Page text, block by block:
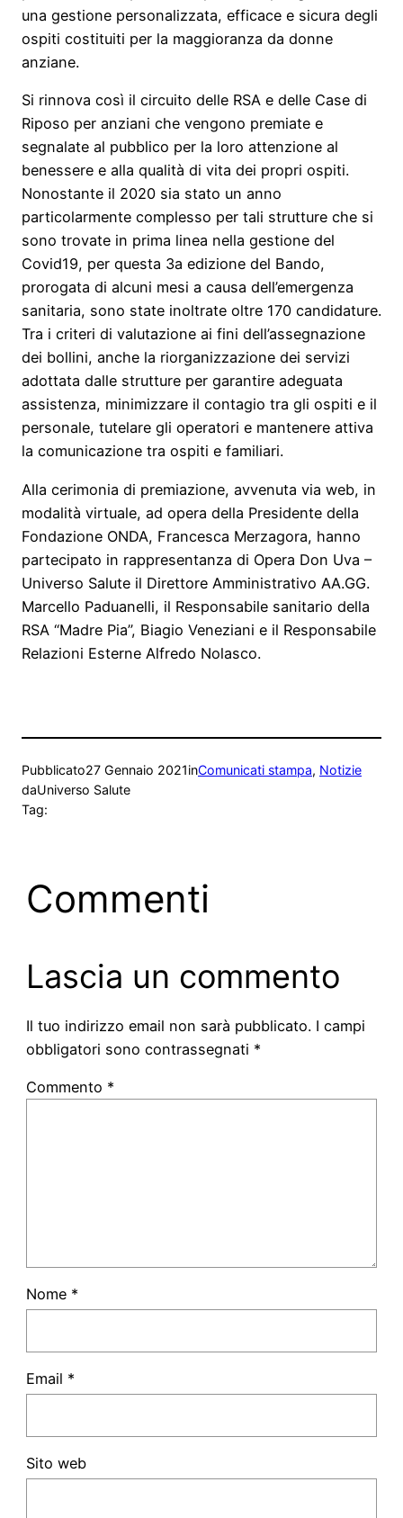
una gestione personalizzata, efficace e sicura degli
ospiti costituiti per la maggioranza da donne
anziane.
Si rinnova così il circuito delle RSA e delle Case di
Riposo per anziani che vengono premiate e
segnalate al pubblico per la loro attenzione al
benessere e alla qualità di vita dei propri ospiti.
Nonostante il 2020 sia stato un anno
particolarmente complesso per tali strutture che si
sono trovate in prima linea nella gestione del
Covid19, per questa 3a edizione del Bando,
prorogata di alcuni mesi a causa dell’emergenza
sanitaria, sono state inoltrate oltre 170 candidature.
Tra i criteri di valutazione ai fini dell’assegnazione
dei bollini, anche la riorganizzazione dei servizi
adottata dalle strutture per garantire adeguata
assistenza, minimizzare il contagio tra gli ospiti e il
personale, tutelare gli operatori e mantenere attiva
la comunicazione tra ospiti e familiari.
Alla cerimonia di premiazione, avvenuta via web, in
modalità virtuale, ad opera della Presidente della
Fondazione ONDA, Francesca Merzagora, hanno
partecipato in rappresentanza di Opera Don Uva –
Universo Salute il Direttore Amministrativo AA.GG.
Marcello Paduanelli, il Responsabile sanitario della
RSA “Madre Pia”, Biagio Veneziani e il Responsabile
Relazioni Esterne Alfredo Nolasco.
Pubblicato27 Gennaio 2021inComunicati stampa, Notizie
daUniverso Salute
Tag:
Commenti
Lascia un commento
Il tuo indirizzo email non sarà pubblicato. I campi
obbligatori sono contrassegnati *
Commento *
Nome *
Email *
Sito web